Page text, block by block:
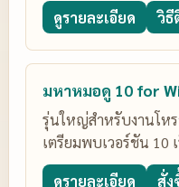
ดูรายละเอียด วิธี
มหาหมอดู 10 for
รุ่นใหญ่สำหรับงานโห
เตรียมพบเวอร์ชัน 10
ดูรายละเอียด สั่ง